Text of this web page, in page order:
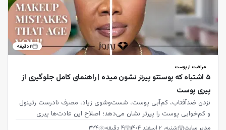
۴دقیقه
مراقبت از پوست
۵ اشتباه که پوستتو پیرتر نشون میده | راهنمای کامل جلوگیری از
پیری پوست
نزدن ضدآفتاب، کم‌آبی پوست، شست‌وشوی زیاد، مصرف نادرست رتینول
و کم‌خوابی پوست را پیرتر نشان می‌دهد؛ اصلاح این عادت‌ها پیری
زودرس را به تعویق می‌اندازد.
مدیر سایت شنبه، ۲ اسفند ۱۴۰۴ ۴ دقیقه ۳۲۴